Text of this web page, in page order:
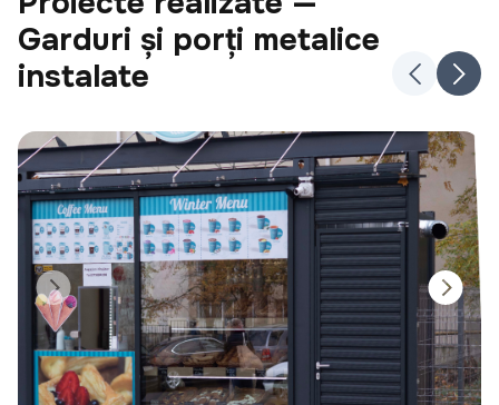
Garduri și porți metalice
instalate